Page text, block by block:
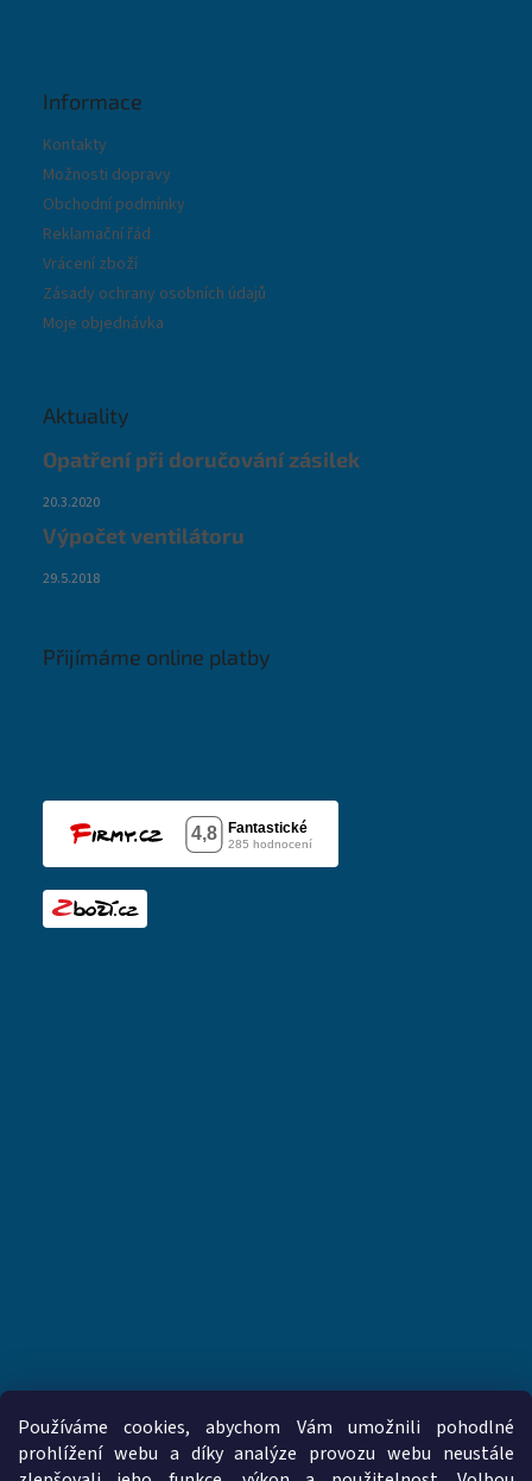
Používáme cookies, abychom Vám umožnili pohodlné
prohlížení webu a díky analýze provozu webu neustále
Informace
Kontakty
Možnosti dopravy
Obchodní podmínky
Reklamační řád
Vrácení zboží
Zásady ochrany osobních údajů
Moje objednávka
Aktuality
Opatření při doručování zásilek
20.3.2020
Výpočet ventilátoru
29.5.2018
Přijímáme online platby